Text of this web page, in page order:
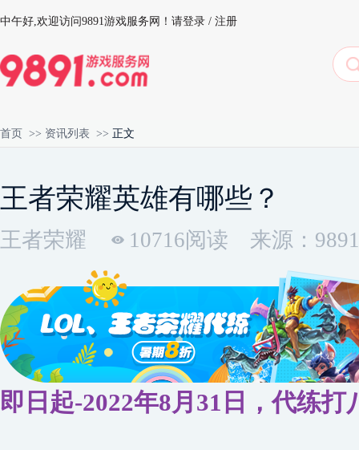
中午好,欢迎访问9891游戏服务网！ 请登录 / 注册
首页 >> 资讯列表 >> 正文
王者荣耀英雄有哪些？
王者荣耀 10716阅读 来源：
即日起-2022年8月31日，代练